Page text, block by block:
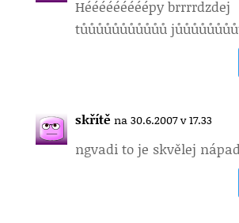
Hééééééééépy brrrrdzdej
tůůůůůůůůůůů
skřítě na 30.6.2007 v 17.33
ngvadi to je skvělej